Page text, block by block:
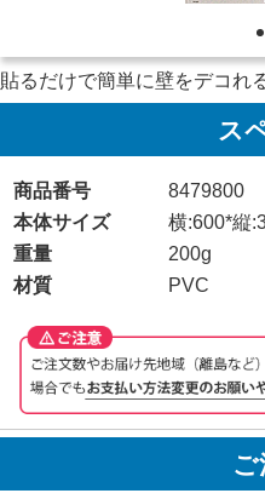
貼るだけで簡単に壁をデコれ
ス
商品番号
8479800
本体サイズ
横:600*縦
重量
200g
材質
PVC
ご